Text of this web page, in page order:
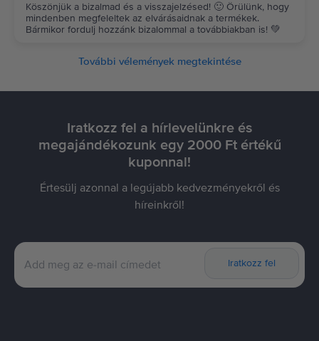
Köszönjük a bizalmad és a visszajelzésed! 🙂 Örülünk, hogy
mindenben megfeleltek az elvárásaidnak a termékek.
Bármikor fordulj hozzánk bizalommal a továbbiakban is! 💚
További vélemények megtekintése
Iratkozz fel a hírlevelünkre és
megajándékozunk egy 2000 Ft értékű
kuponnal!
Értesülj azonnal a legújabb kedvezményekről és
híreinkről!
Iratkozz fel